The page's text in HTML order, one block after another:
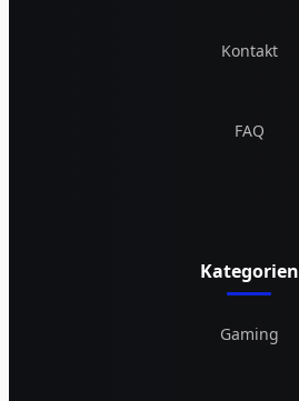
Kontakt
FAQ
Kategorien
Gaming